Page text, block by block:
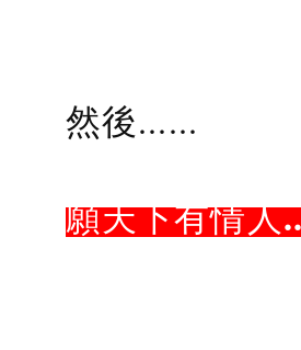
然後......
願天下有情人